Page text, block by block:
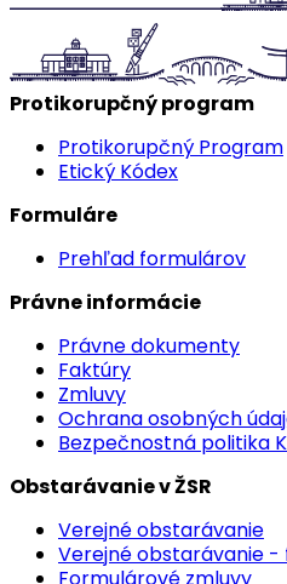
Protikorupčný program
Protikorupčný Program
Etický Kódex
Formuláre
Prehľad formulárov
Právne informácie
Právne dokumenty
Faktúry
Zmluvy
Ochrana osobných
Bezpečnostná politika
Obstarávanie v ŽSR
Verejné obstarávanie
Verejné obstarávanie -
Formulárové zmluvy